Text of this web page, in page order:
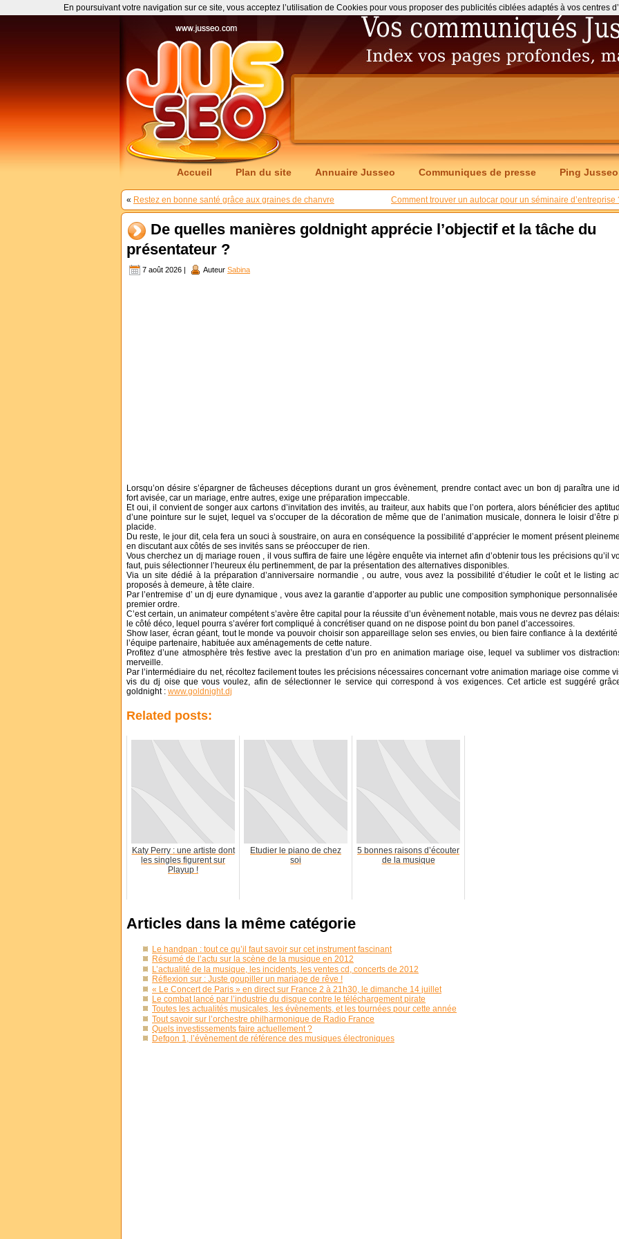
Accueil Plan du site Annuaire Jusseo Communiques de presse Ping Jusseo
« Restez en bonne santé grâce aux graines de chanvre Comment trouver un autocar pour un séminaire d’entreprise
De quelles manières goldnight apprécie l’objectif et la tâche du
présentateur ?
7 août 2026 | Auteur Sabina
Lorsqu’on désire s’épargner de fâcheuses déceptions durant un gros évènement, prendre contact avec un bon dj paraîtra une
fort avisée, car un mariage, entre autres, exige une préparation impeccable.
Et oui, il convient de songer aux cartons d’invitation des invités, au traiteur, aux habits que l’on portera, alors bénéficier des
d’une pointure sur le sujet, lequel va s’occuper de la décoration de même que de l’animation musicale, donnera le loisir d’être
placide.
Du reste, le jour dit, cela fera un souci à soustraire, on aura en conséquence la possibilité d’apprécier le moment présent
en discutant aux côtés de ses invités sans se préoccuper de rien.
Vous cherchez un dj mariage rouen , il vous suffira de faire une légère enquête via internet afin d’obtenir tous les précisions qu’il
faut, puis sélectionner l’heureux élu pertinemment, de par la présentation des alternatives disponibles.
Via un site dédié à la préparation d’anniversaire normandie , ou autre, vous avez la possibilité d’étudier le coût et le listing
proposés à demeure, à tête claire.
Par l’entremise d’ un dj eure dynamique , vous avez la garantie d’apporter au public une composition symphonique personnalisée
premier ordre.
C’est certain, un animateur compétent s’avère être capital pour la réussite d’un évènement notable, mais vous ne devrez pas
le côté déco, lequel pourra s’avérer fort compliqué à concrétiser quand on ne dispose point du bon panel d’accessoires.
Show laser, écran géant, tout le monde va pouvoir choisir son appareillage selon ses envies, ou bien faire confiance à la dextérité
l’équipe partenaire, habituée aux aménagements de cette nature.
Profitez d’une atmosphère très festive avec la prestation d’un pro en animation mariage oise, lequel va sublimer vos
merveille.
Par l’intermédiaire du net, récoltez facilement toutes les précisions nécessaires concernant votre animation mariage oise comme
vis du dj oise que vous voulez, afin de sélectionner le service qui correspond à vos exigences. Cet article est suggéré
goldnight : www.goldnight.dj
Related posts:
Katy Perry : une artiste dont
les singles figurent sur
Playup !
Etudier le piano de chez
soi
5 bonnes raisons d’écouter
de la musique
Articles dans la même catégorie
Le handpan : tout ce qu’il faut savoir sur cet instrument fascinant
Résumé de l’actu sur la scène de la musique en 2012
L’actualité de la musique, les incidents, les ventes cd, concerts de 2012
Réflexion sur : Juste goupiller un mariage de rêve !
« Le Concert de Paris » en direct sur France 2 à 21h30, le dimanche 14 juillet
Le combat lancé par l’industrie du disque contre le téléchargement pirate
Toutes les actualités musicales, les évènements, et les tournées pour cette année
Tout savoir sur l’orchestre philharmonique de Radio France
Quels investissements faire actuellement ?
Defqon 1, l’évènement de référence des musiques électroniques
En poursuivant votre navigation sur ce site, vous acceptez l’utilisation de Cookies pour vous proposer des publicités ciblées adaptés à vos centres